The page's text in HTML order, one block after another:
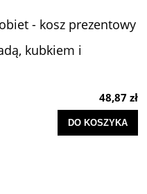
- kosz prezentowy
kubkiem i
48,87 zł
DO KOSZYKA